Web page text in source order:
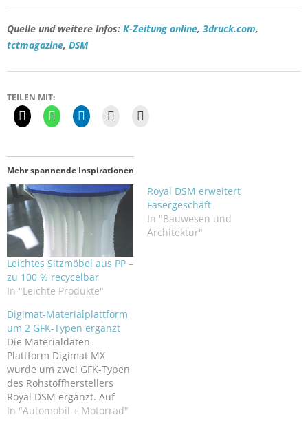
Quelle und weitere Infos: K-Zeitung online, 3druck.com,
tctmagazine, DSM
TEILEN MIT:
Mehr spannende Inspirationen
Leichtes Sitzmöbel aus PP –
zu 100 % recycelbar
In "Leichte Produkte"
Royal DSM erweitert
Fasergeschäft
In "Bauwesen und
Architektur"
Digimat-Materialplattform
um 2 GFK-Typen ergänzt
Die Materialdaten-
Plattform Digimat MX
wurde um zwei GFK-Typen
des Rohstoffherstellers
Royal DSM ergänzt. Auf
diese Daten greift unter
In "Automobil + Motorrad"